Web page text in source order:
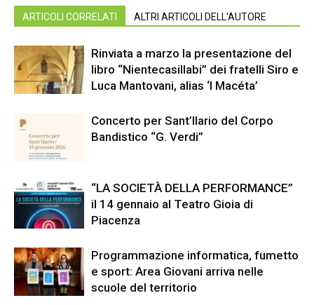
ARTICOLI CORRELATI ALTRI ARTICOLI DELL'AUTORE
Rinviata a marzo la presentazione del
libro “Nientecasillabi” dei fratelli Siro e
Luca Mantovani, alias ‘I Macéta’
Concerto per Sant’Ilario del Corpo
Bandistico “G. Verdi”
“LA SOCIETÀ DELLA PERFORMANCE”
il 14 gennaio al Teatro Gioia di
Piacenza
Programmazione informatica, fumetto
e sport: Area Giovani arriva nelle
scuole del territorio